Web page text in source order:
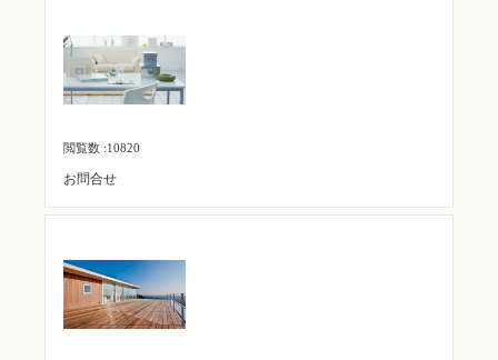
閲覧数 :10820
お問合せ